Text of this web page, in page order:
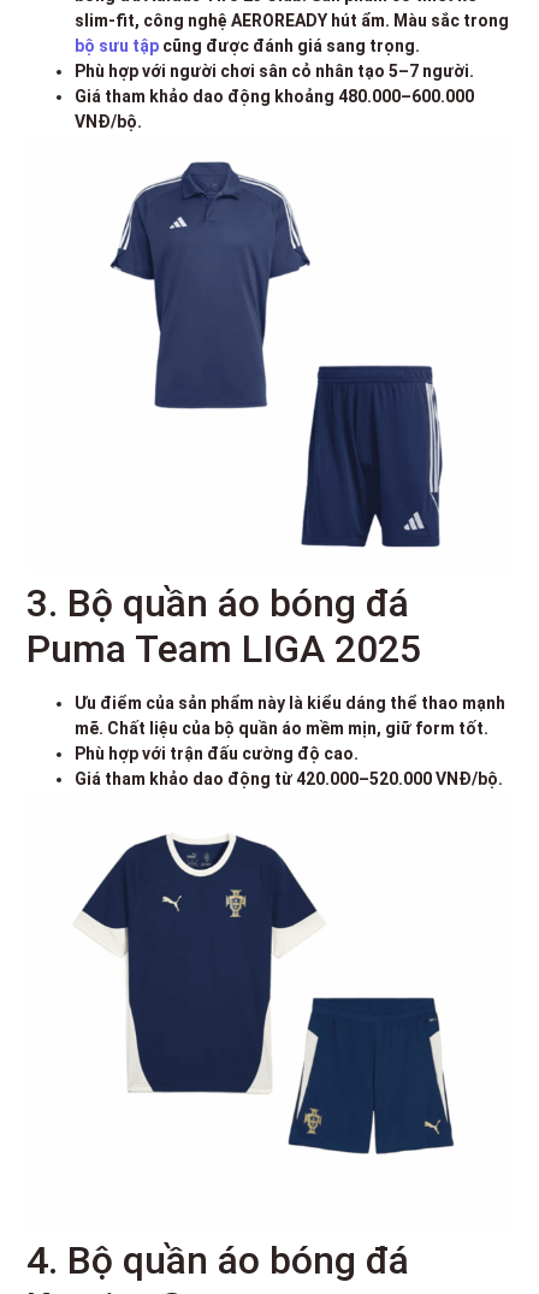
slim-fit, công nghệ AEROREADY hút ẩm. Màu sắc trong
bộ sưu tập cũng được đánh giá sang trọng.
Phù hợp với người chơi sân cỏ nhân tạo 5–7 người.
Giá tham khảo dao động khoảng 480.000–600.000
VNĐ/bộ.
3. Bộ quần áo bóng đá
Puma Team LIGA 2025
Ưu điểm của sản phẩm này là kiểu dáng thể thao mạnh
mẽ. Chất liệu của bộ quần áo mềm mịn, giữ form tốt.
Phù hợp với trận đấu cường độ cao.
Giá tham khảo dao động từ 420.000–520.000 VNĐ/bộ.
4. Bộ quần áo bóng đá